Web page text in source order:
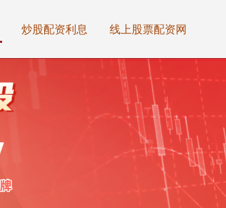
炒股配资利息 线上股票配资网